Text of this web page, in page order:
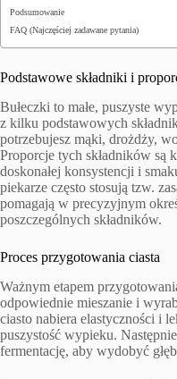
Podsumowanie
FAQ (Najczęściej zadawane pytania)
Podstawowe składniki i
Bułeczki to małe, puszyste
z kilku podstawowych
potrzebujesz mąki, drożdży,
Proporcje tych składników są
doskonałej konsystencji i
piekarze często stosują tzw.
pomagają w precyzyjnym
poszczególnych składników.
Proces przygotowania ciasta
Ważnym etapem
odpowiednie mieszanie i
ciasto nabiera elastyczności i
puszystość wypieku.
fermentację, aby wydobyć